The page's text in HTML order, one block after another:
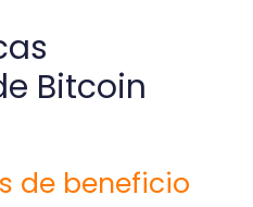
Bitcoin
de beneficio